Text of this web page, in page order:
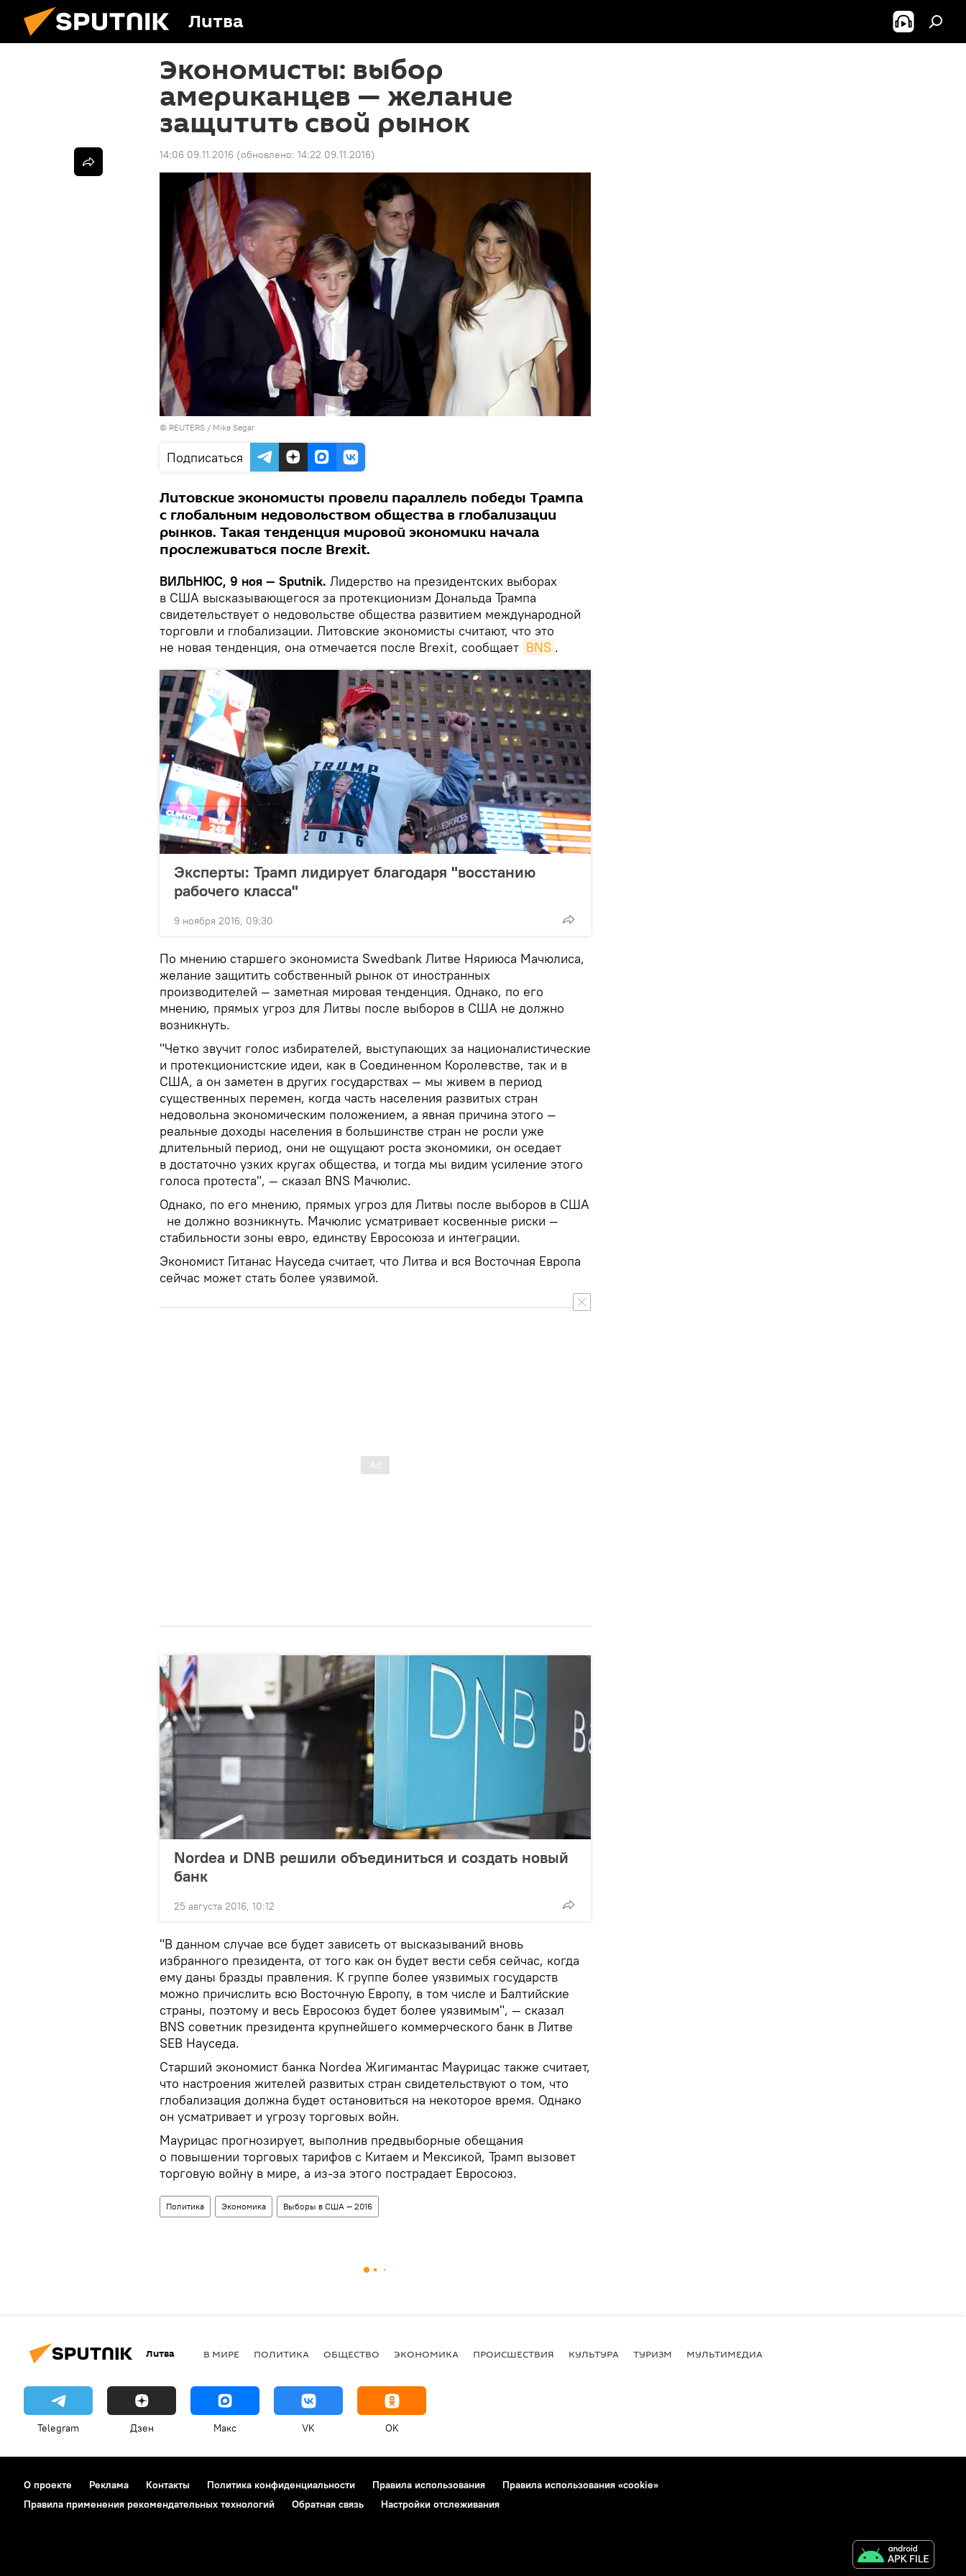
Литва
Экономисты: выбор
американцев — желание
защитить свой рынок
14:06 09.11.2016 (обновлено: 14:22 09.11.2016)
© REUTERS / Mike Segar
Подписаться
Литовские экономисты провели параллель победы Трампа
с глобальным недовольством общества в глобализации
рынков. Такая тенденция мировой экономики начала
прослеживаться после Brexit.
ВИЛЬНЮС, 9 ноя — Sputnik. Лидерство на президентских выборах
в США высказывающегося за протекционизм Дональда Трампа
свидетельствует о недовольстве общества развитием международной
торговли и глобализации. Литовские экономисты считают, что это
не новая тенденция, она отмечается после Brexit, сообщает BNS .
Эксперты: Трамп лидирует благодаря "восстанию
рабочего класса"
9 ноября 2016, 09:30
По мнению старшего экономиста Swedbank Литве Няриюса Мачюлиса,
желание защитить собственный рынок от иностранных
производителей — заметная мировая тенденция. Однако, по его
мнению, прямых угроз для Литвы после выборов в США не должно
возникнуть.
"Четко звучит голос избирателей, выступающих за националистические
и протекционистские идеи, как в Соединенном Королевстве, так и в
США, а он заметен в других государствах — мы живем в период
существенных перемен, когда часть населения развитых стран
недовольна экономическим положением, а явная причина этого —
реальные доходы населения в большинстве стран не росли уже
длительный период, они не ощущают роста экономики, он оседает
в достаточно узких кругах общества, и тогда мы видим усиление этого
голоса протеста", — сказал BNS Мачюлис.
Однако, по его мнению, прямых угроз для Литвы после выборов в США
не должно возникнуть. Мачюлис усматривает косвенные риски —
стабильности зоны евро, единству Евросоюза и интеграции.
Экономист Гитанас Науседа считает, что Литва и вся Восточная Европа
сейчас может стать более уязвимой.
Nordea и DNB решили объединиться и создать новый
банк
25 августа 2016, 10:12
"В данном случае все будет зависеть от высказываний вновь
избранного президента, от того как он будет вести себя сейчас, когда
ему даны бразды правления. К группе более уязвимых государств
можно причислить всю Восточную Европу, в том числе и Балтийские
страны, поэтому и весь Евросоюз будет более уязвимым", — сказал
BNS советник президента крупнейшего коммерческого банк в Литве
SEB Науседа.
Старший экономист банка Nordea Жигимантас Маурицас также считает,
что настроения жителей развитых стран свидетельствуют о том, что
глобализация должна будет остановиться на некоторое время. Однако
он усматривает и угрозу торговых войн.
Маурицас прогнозирует, выполнив предвыборные обещания
о повышении торговых тарифов с Китаем и Мексикой, Трамп вызовет
торговую войну в мире, а из-за этого пострадает Евросоюз.
Политика Экономика Выборы в США — 2016
Литва В МИРЕ ПОЛИТИКА ОБЩЕСТВО ЭКОНОМИКА ПРОИСШЕСТВИЯ КУЛЬТУРА ТУРИЗМ МУЛЬТИМЕДИА
Telegram Дзен Макс VK OK
О проекте Реклама Контакты Политика конфиденциальности Правила использования
Правила использования «cookie»
Правила применения рекомендательных технологий
Обратная связь Настройки отслеживания